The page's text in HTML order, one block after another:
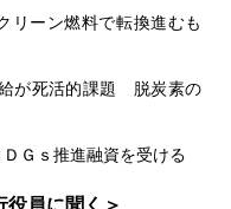
橋の第一ホテル東京で
ガス連合会から数えて
る新会長に山田耕司副
出した。業界を取り巻
（ＣＮ）対応、保安確
江澤和彦社長）、富山
製鉄（本社・東京、橋
リーン燃料で転換進むも
が死活的課題 脱炭素の
Ｇｓ推進融資を受ける
役員に聞く＞